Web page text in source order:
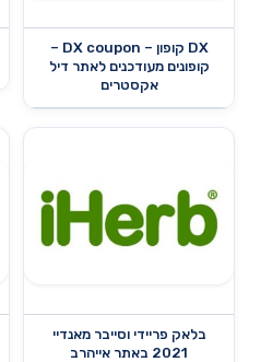
DX קופון – DX coupon –
קופונים מעודכנים לאתר דיל
אקסטרים
בלאק פריידי וסייבר מאנדיי
2021 באתר אייהרב